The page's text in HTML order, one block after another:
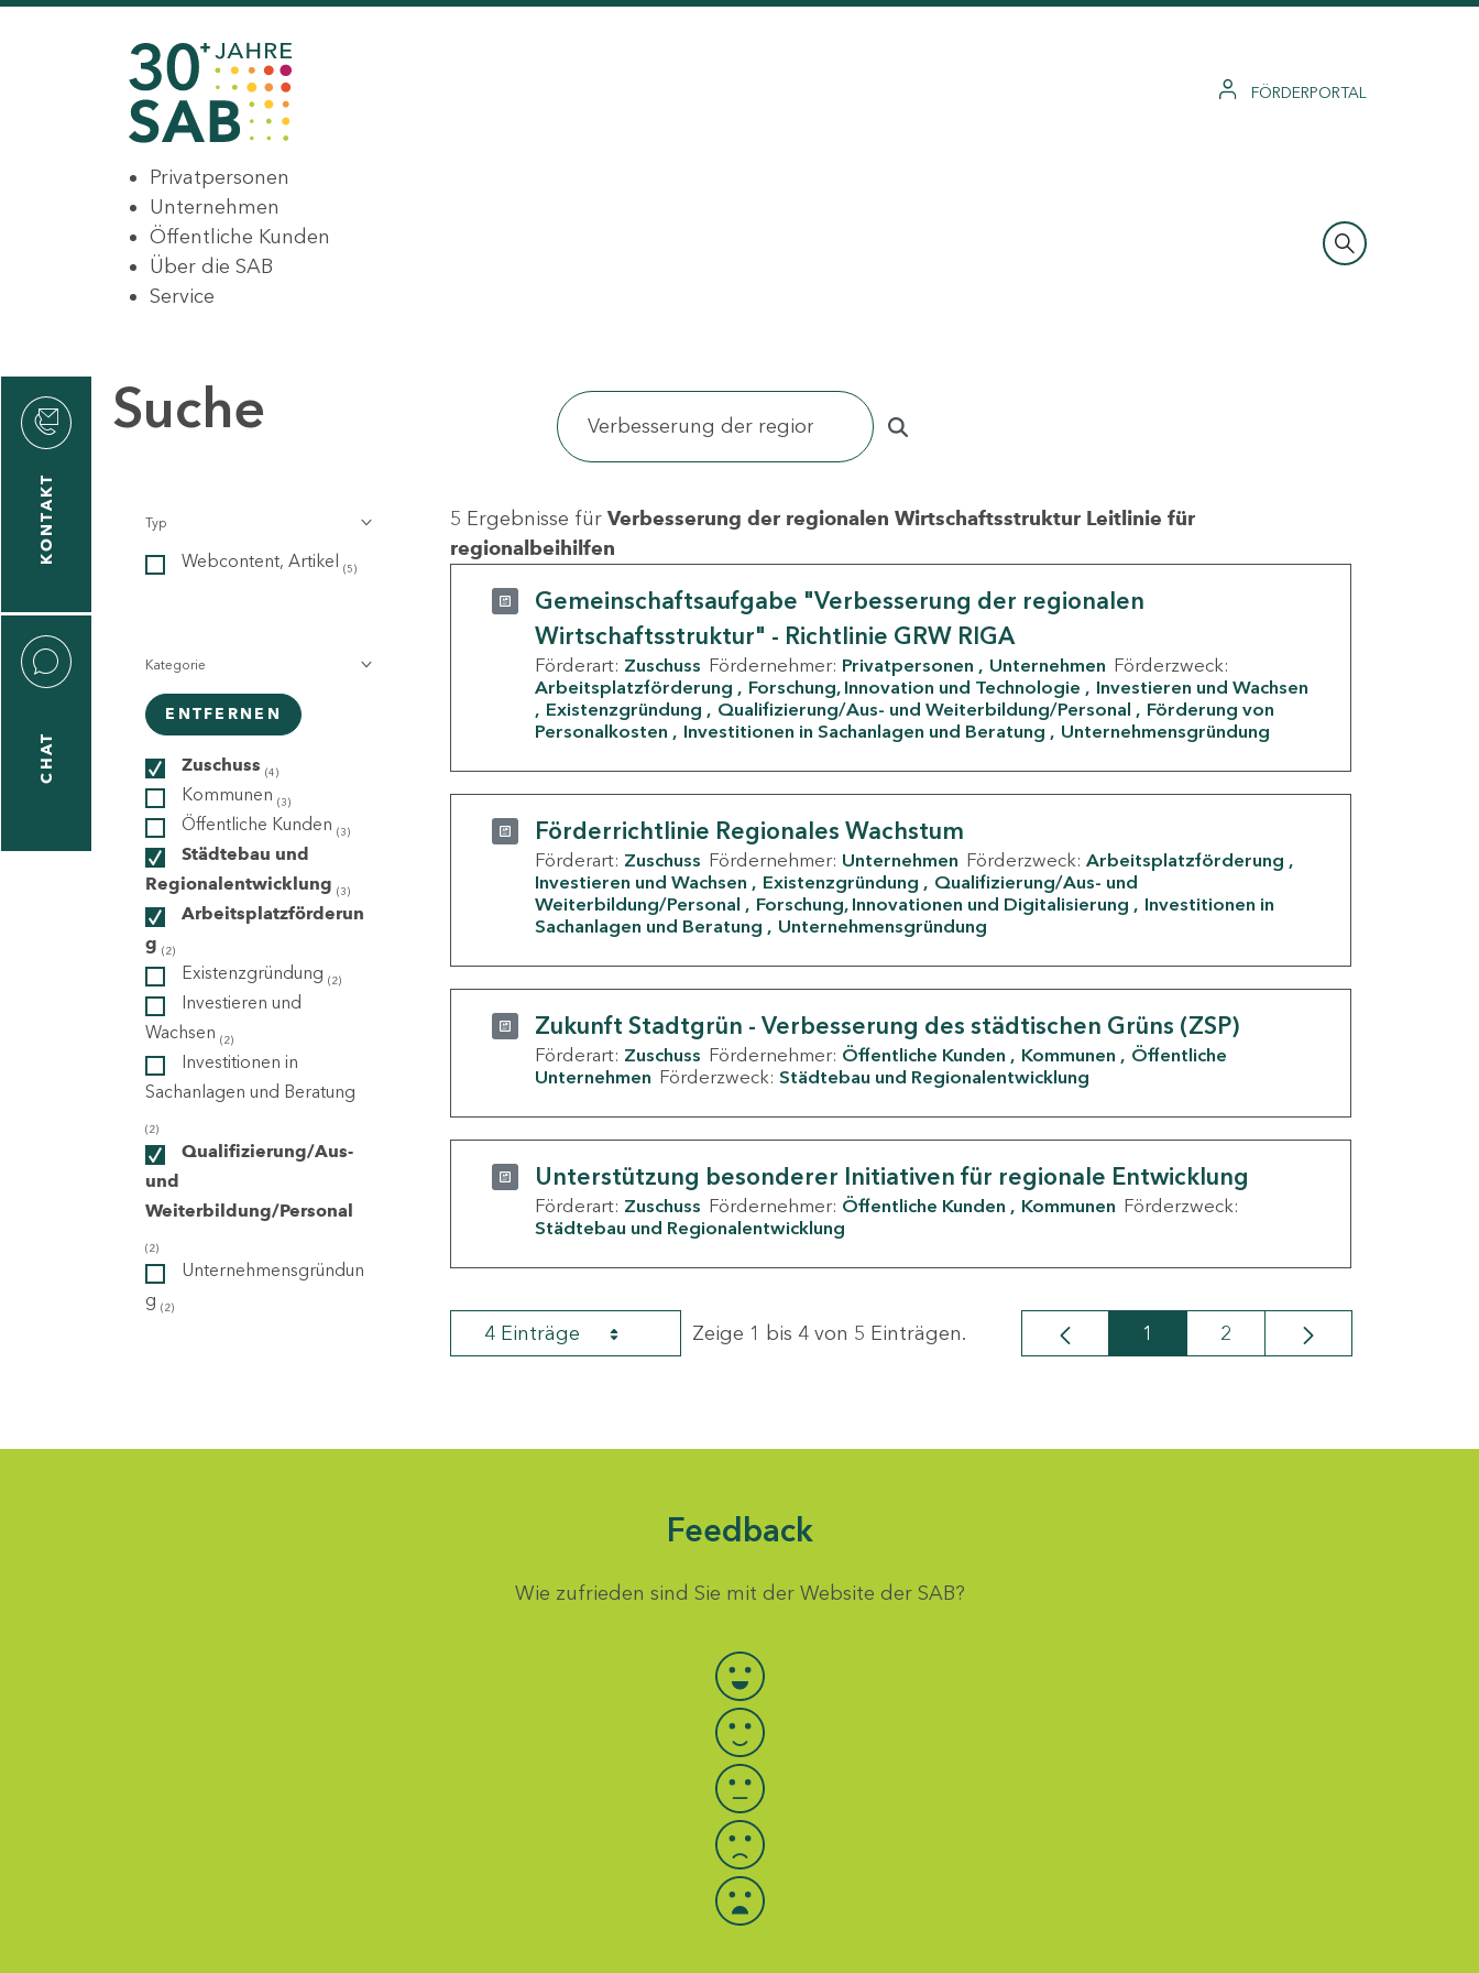
FÖRDERPORTAL
Privatpersonen
Unternehmen
Öffentliche Kunden
Über die SAB
Service
KONTAKT
CHAT
Suche
Typ
Webcontent, Artikel (5)
Kategorie
ENTFERNEN
Zuschuss (4)
Kommunen (3)
Öffentliche Kunden (3)
Städtebau und
Regionalentwicklung (3)
Arbeitsplatzförderun
g (2)
Existenzgründung (2)
Investieren und
Wachsen (2)
Investitionen in
Sachanlagen und Beratung
(2)
Qualifizierung/Aus-
und
Weiterbildung/Personal
(2)
Unternehmensgründun
g (2)
5 Ergebnisse für Verbesserung der regionalen Wirtschaftsstruktur Leitlinie für
regionalbeihilfen
Gemeinschaftsaufgabe "Verbesserung der regionalen
Wirtschaftsstruktur" - Richtlinie GRW RIGA
Förderart: Zuschuss Fördernehmer: Privatpersonen Unternehmen Förderzweck:
Arbeitsplatzförderung
Forschung, Innovation und Technologie
Investieren und Wachsen
Existenzgründung
Qualifizierung/Aus- und Weiterbildung/Personal
Förderung von
Personalkosten
Investitionen in Sachanlagen und Beratung Unternehmensgründung
Förderrichtlinie Regionales Wachstum
Förderart: Zuschuss Fördernehmer: Unternehmen Förderzweck: Arbeitsplatzförderung
Investieren und Wachsen
Existenzgründung
Qualifizierung/Aus- und
Weiterbildung/Personal
Forschung, Innovationen und Digitalisierung
Investitionen in
Sachanlagen und Beratung
Unternehmensgründung
Zukunft Stadtgrün - Verbesserung des städtischen Grüns (ZSP)
Förderart: Zuschuss Fördernehmer: Öffentliche Kunden Kommunen
Öffentliche
Unternehmen Förderzweck: Städtebau und Regionalentwicklung
Unterstützung besonderer Initiativen für regionale Entwicklung
Förderart: Zuschuss Fördernehmer: Öffentliche Kunden Kommunen Förderzweck:
Städtebau und Regionalentwicklung
4 Einträge Zeige 1 bis 4 von 5 Einträgen. Seite
1 Seite
2
Feedback
Wie zufrieden sind Sie mit der Website der SAB?
Bewertung auswählen